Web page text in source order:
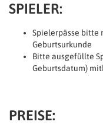
SPIELER:
Spielerpässe bitte
Geburtsurkunde
Bitte ausgefüllte
Geburtsdatum)
PREISE: